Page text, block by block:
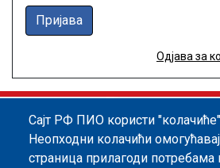
Пријава
Одјава за
Footer menu
Информатор
Заштита података о личности
Сајт РФ ПИО користи
Неопходни колачићи
страница прилагоди потребама